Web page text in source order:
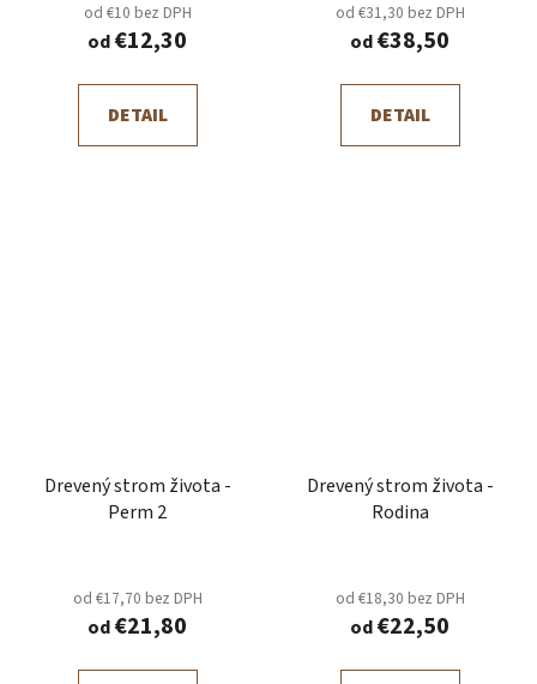
od €10 bez DPH
od€12,30
DETAIL
od €31,30 bez DPH
od€38,50
DETAIL
Drevený strom života -
Perm 2
od €17,70 bez DPH
od€21,80
Drevený strom života -
Rodina
od €18,30 bez DPH
od€22,50